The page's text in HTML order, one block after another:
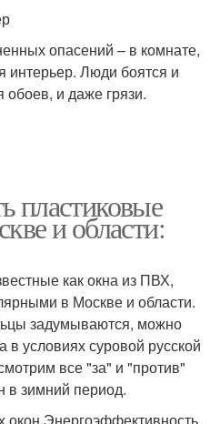
опасений – в комнате,
интерьер. Люди боятся и
и даже грязи.
пластиковые
и области:
как окна из ПВХ,
в Москве и области.
задумываются, можно
в условиях суровой русской
все "за" и "против"
в зимний период.